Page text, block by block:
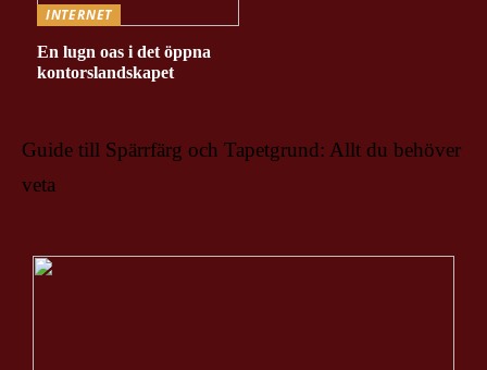
INTERNET
En lugn oas i det öppna
kontorslandskapet
Guide till Spärrfärg och Tapetgrund: Allt du behöver
veta